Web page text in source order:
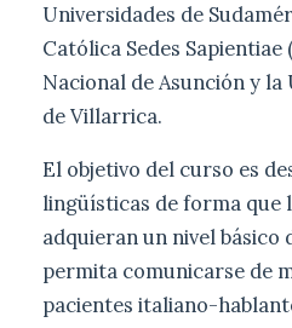
Universidades de
Católica Sedes
Nacional de Asunción y
de Villarrica.
El objetivo del curso es
lingüísticas de forma que
adquieran un nivel básico
permita comunicarse de
pacientes italiano-